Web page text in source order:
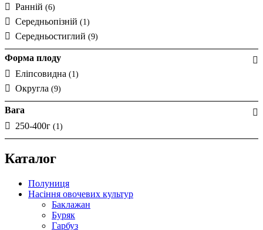
Ранній (6)
Середньопізній (1)
Середньостиглий (9)
Форма плоду
Еліпсовидна (1)
Округла (9)
Вага
250-400г (1)
Каталог
Полуниця
Насіння овочевих культур
Баклажан
Буряк
Гарбуз